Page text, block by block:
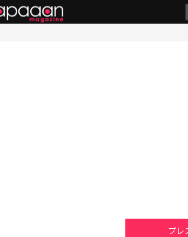
プレ